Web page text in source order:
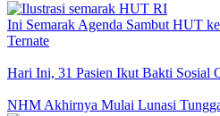
Ini Semarak Agenda Sambut HUT
Ternate
Hari Ini, 31 Pasien Ikut Bakti Sosial
NHM Akhirnya Mulai Lunasi